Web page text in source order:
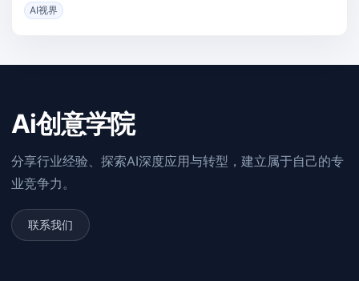
AI视界
Ai创意学院
分享行业经验、探索AI深度应用与转型，建立属于自己的专
业竞争力。
联系我们